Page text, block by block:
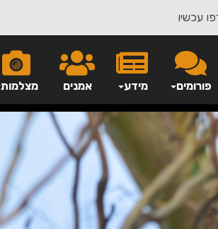
עכשיו
מצלמות אמנים מידע פורומים